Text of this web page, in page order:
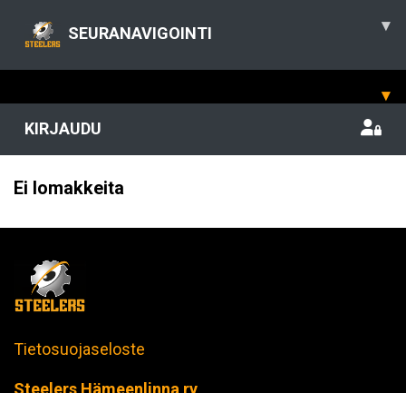
SEURANAVIGOINTI ▾
▾
KIRJAUDU
Ei lomakkeita
Tietosuojaseloste
Steelers Hämeenlinna ry